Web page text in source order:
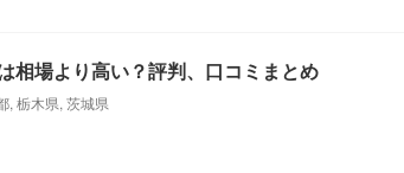
相場より高い？評判、口コミまとめ
, 栃木県, 茨城県